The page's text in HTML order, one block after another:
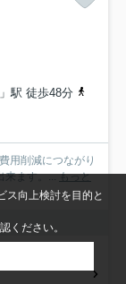
駅 徒歩48分
用削減につながり
来ます。...もっと
ス向上検討を目的と
ください。